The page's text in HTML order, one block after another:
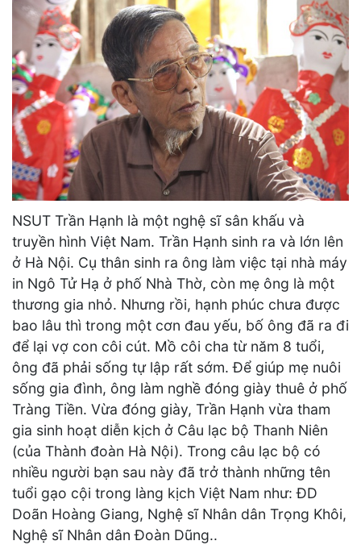
NSUT Trần Hạnh là một nghệ sĩ sân khấu và
truyền hình Việt Nam. Trần Hạnh sinh ra và lớn lên
ở Hà Nội. Cụ thân sinh ra ông làm việc tại nhà máy
in Ngô Tử Hạ ở phố Nhà Thờ, còn mẹ ông là một
thương gia nhỏ. Nhưng rồi, hạnh phúc chưa được
bao lâu thì trong một cơn đau yếu, bố ông đã ra đi
để lại vợ con côi cút. Mồ côi cha từ năm 8 tuổi,
ông đã phải sống tự lập rất sớm. Để giúp mẹ nuôi
sống gia đình, ông làm nghề đóng giày thuê ở phố
Tràng Tiền. Vừa đóng giày, Trần Hạnh vừa tham
gia sinh hoạt diễn kịch ở Câu lạc bộ Thanh Niên
(của Thành đoàn Hà Nội). Trong câu lạc bộ có
nhiều người bạn sau này đã trở thành những tên
tuổi gạo cội trong làng kịch Việt Nam như: ĐD
Doãn Hoàng Giang, Nghệ sĩ Nhân dân Trọng Khôi,
Nghệ sĩ Nhân dân Đoàn Dũng..